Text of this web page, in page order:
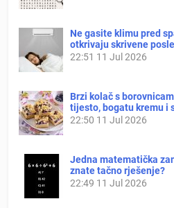
Ne gasite klimu pred
otkrivaju skrivene
22:51 11 Jul 2026
Brzi kolač s
tijesto, bogatu kremu i
22:50 11 Jul 2026
Jedna matematička
znate tačno rješenje?
22:49 11 Jul 2026